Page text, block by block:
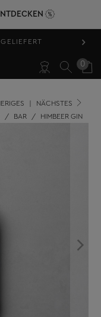
4,89/5 ›
0
NÄCHSTES
/ BAR / HIMBEER GIN